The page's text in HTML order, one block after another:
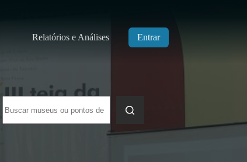
Relatórios e Análises Entrar
resultados